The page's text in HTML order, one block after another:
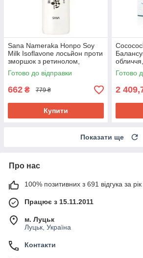
Sana Nameraka Honpo Soy
Milk Isoflavone лосьйон проти
зморшок з ретинолом,
соєвим молоком,
керамідами, 200 мл
Готово до відправки
662 ₴ 779 ₴
Купити
Готово
2
Показати ще
Про нас
100% позитивних з 691 відгука за рік
Працює з 15.11.2011
м. Луцьк
Луцьк, Україна
Контакти